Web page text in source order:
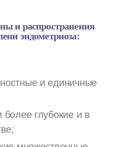
и распространения
эндометриоза:
и единичные
более глубокие и в